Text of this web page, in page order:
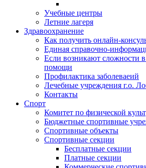
Учебные центры
Летние лагеря
Здравоохранение
Как получить онлайн-
Единая справочно-
Если возникают сложности
помощи
Профилактика заболеваеий
Лечебные учреждения г.о.
Контакты
Спорт
Комитет по физической
Бюджетные спортивные
Спортивные объекты
Спортивные секции
Бесплатные секции
Платные секции